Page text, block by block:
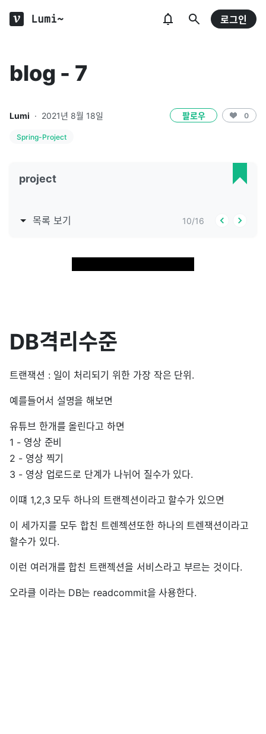
Lumi~ 로그인
blog - 7
Lumi · 2021년 8월 18일 팔로우 0
Spring-Project
project
목록 보기 10/16
DB격리수준
트랜잭션 : 일이 처리되기 위한 가장 작은 단위.
예를들어서 설명을 해보면
유튜브 한개를 올린다고 하면
1 - 영상 준비
2 - 영상 찍기
3 - 영상 업로드로 단계가 나뉘어 질수가 있다.
이떄 1,2,3 모두 하나의 트랜젝션이라고 할수가 있으면
이 세가지를 모두 합친 트렌젝션또한 하나의 트렌잭션이라고
할수가 있다.
이런 여러개를 합친 트랜젝션을 서비스라고 부르는 것이다.
오라클 이라는 DB는 readcommit을 사용한다.